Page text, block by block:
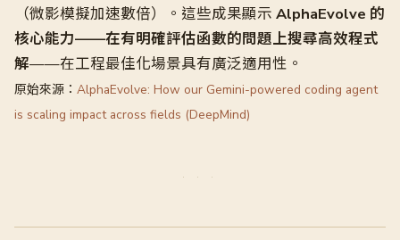
（微影模擬加速數倍）。這些成果顯示 AlphaEvolve 的
核心能力——在有明確評估函數的問題上搜尋高效程式
解——在工程最佳化場景具有廣泛適用性。
原始來源： AlphaEvolve: How our Gemini-powered coding agent
is scaling impact across fields (DeepMind)